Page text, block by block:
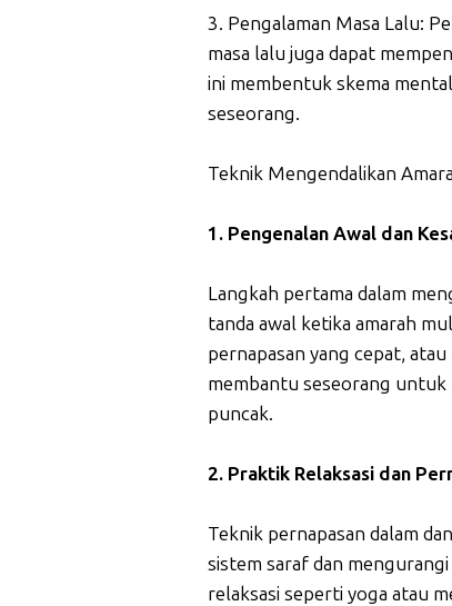
3. Pengalaman Masa Lalu:
masa lalu juga dapat
ini membentuk skema
seseorang.
Teknik Mengendalikan
1. Pengenalan Awal dan
Langkah pertama dalam
tanda awal ketika amarah
pernapasan yang cepat,
membantu seseorang untuk
puncak.
2. Praktik Relaksasi dan
Teknik pernapasan dalam
sistem saraf dan
relaksasi seperti yoga atau